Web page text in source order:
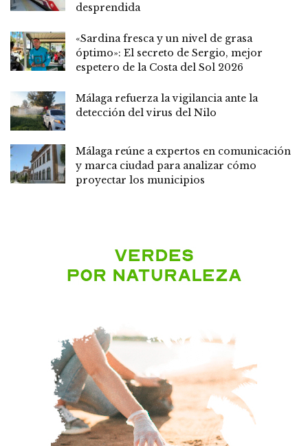
desprendida
«Sardina fresca y un nivel de grasa
óptimo»: El secreto de Sergio, mejor
espetero de la Costa del Sol 2026
Málaga refuerza la vigilancia ante la
detección del virus del Nilo
Málaga reúne a expertos en comunicación
y marca ciudad para analizar cómo
proyectar los municipios